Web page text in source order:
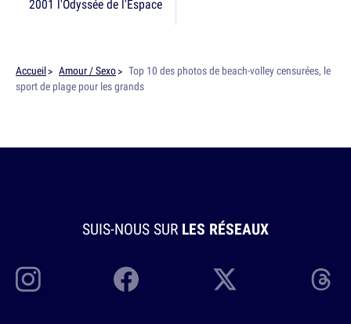
2001 l'Odyssée de l'Espace
Accueil Amour / Sexo
Top 10 des photos de beach-volley censurées, le
sport de plage pour les grands
SUIS-NOUS SUR LES RÉSEAUX